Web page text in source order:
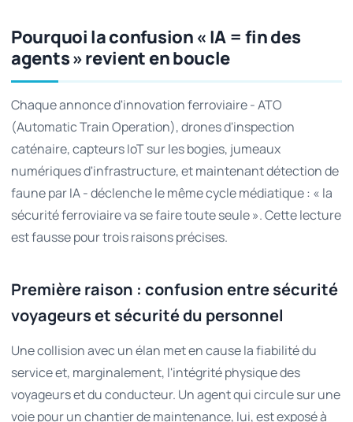
Pourquoi la confusion « IA = fin des
agents » revient en boucle
Chaque annonce d'innovation ferroviaire - ATO
(Automatic Train Operation), drones d'inspection
caténaire, capteurs IoT sur les bogies, jumeaux
numériques d'infrastructure, et maintenant détection de
faune par IA - déclenche le même cycle médiatique : « la
sécurité ferroviaire va se faire toute seule ». Cette lecture
est fausse pour trois raisons précises.
Première raison : confusion entre sécurité
voyageurs et sécurité du personnel
Une collision avec un élan met en cause la fiabilité du
service et, marginalement, l'intégrité physique des
voyageurs et du conducteur. Un agent qui circule sur une
voie pour un chantier de maintenance, lui, est exposé à